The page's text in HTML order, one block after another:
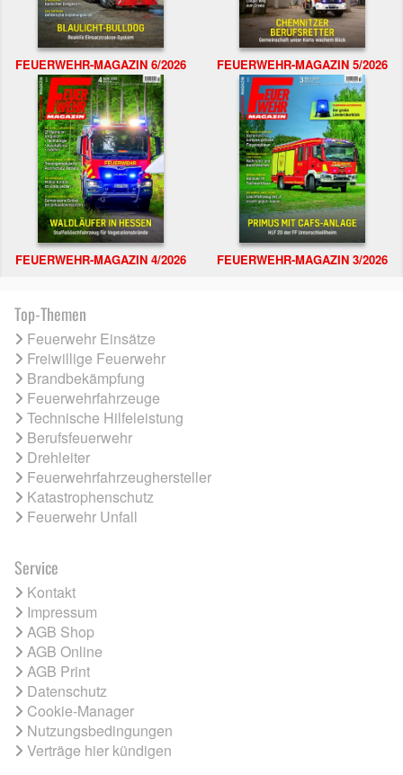
FEUERWEHR-MAGAZIN 6/2026 FEUERWEHR-MAGAZIN 5/2026
FEUERWEHR-MAGAZIN 4/2026 FEUERWEHR-MAGAZIN 3/2026
Top-Themen
Feuerwehr Einsätze
Freiwillige Feuerwehr
Brandbekämpfung
Feuerwehrfahrzeuge
Technische Hilfeleistung
Berufsfeuerwehr
Drehleiter
Feuerwehrfahrzeughersteller
Katastrophenschutz
Feuerwehr Unfall
Service
Kontakt
Impressum
AGB Shop
AGB Online
AGB Print
Datenschutz
Cookie-Manager
Nutzungsbedingungen
Verträge hier kündigen